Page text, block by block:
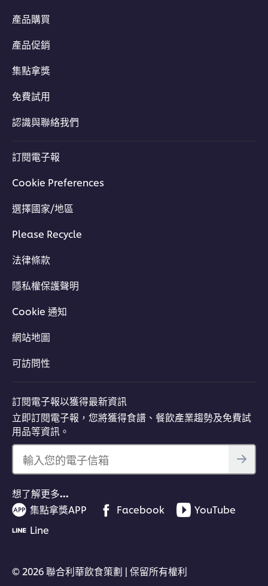
產品購買
產品促銷
集點拿獎
免費試用
認識與聯絡我們
訂閱電子報
Cookie Preferences
選擇國家/地區
Please Recycle
法律條款
隱私權保護聲明
Cookie 通知
網站地圖
可訪問性
訂閱電子報以獲得最新資訊
立即訂閱電子報，您將獲得食譜、餐飲產業趨勢及免費試
用品等資訊。
輸入您的電子信箱
想了解更多…
集點拿獎APP
Facebook
YouTube
Line
© 2026 聯合利華飲食策劃 | 保留所有權利